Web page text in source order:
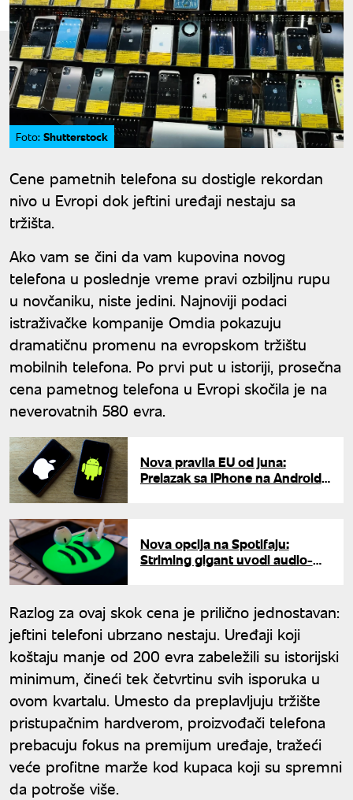
Foto: Shutterstock
Cene pametnih telefona su dostigle rekordan
nivo u Evropi dok jeftini uređaji nestaju sa
tržišta.
Ako vam se čini da vam kupovina novog
telefona u poslednje vreme pravi ozbiljnu rupu
u novčaniku, niste jedini. Najnoviji podaci
istraživačke kompanije Omdia pokazuju
dramatičnu promenu na evropskom tržištu
mobilnih telefona. Po prvi put u istoriji, prosečna
cena pametnog telefona u Evropi skočila je na
neverovatnih 580 evra.
Nova pravila EU od juna:
Prelazak sa iPhone na Android i
Nova opcija na Spotifaju:
Striming gigant uvodi audio-
Razlog za ovaj skok cena je prilično jednostavan:
jeftini telefoni ubrzano nestaju. Uređaji koji
koštaju manje od 200 evra zabeležili su istorijski
minimum, čineći tek četvrtinu svih isporuka u
ovom kvartalu. Umesto da preplavljuju tržište
pristupačnim hardverom, proizvođači telefona
prebacuju fokus na premijum uređaje, tražeći
veće profitne marže kod kupaca koji su spremni
da potroše više.